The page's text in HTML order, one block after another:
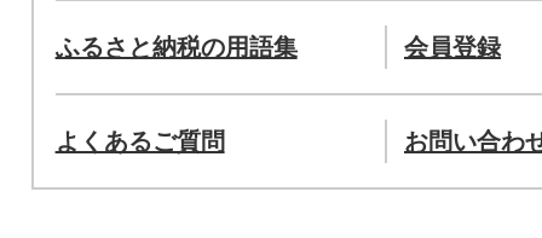
ふるさと納税の用語集 会員登録
よくあるご質問 お問い合わ